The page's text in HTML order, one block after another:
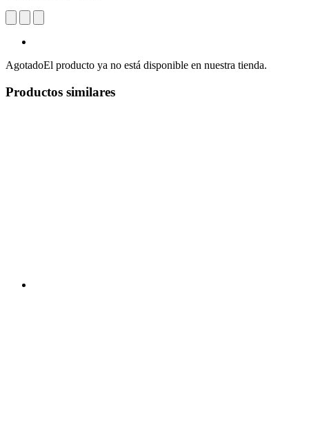
AgotadoEl producto ya no está disponible en nuestra tienda.
Productos similares